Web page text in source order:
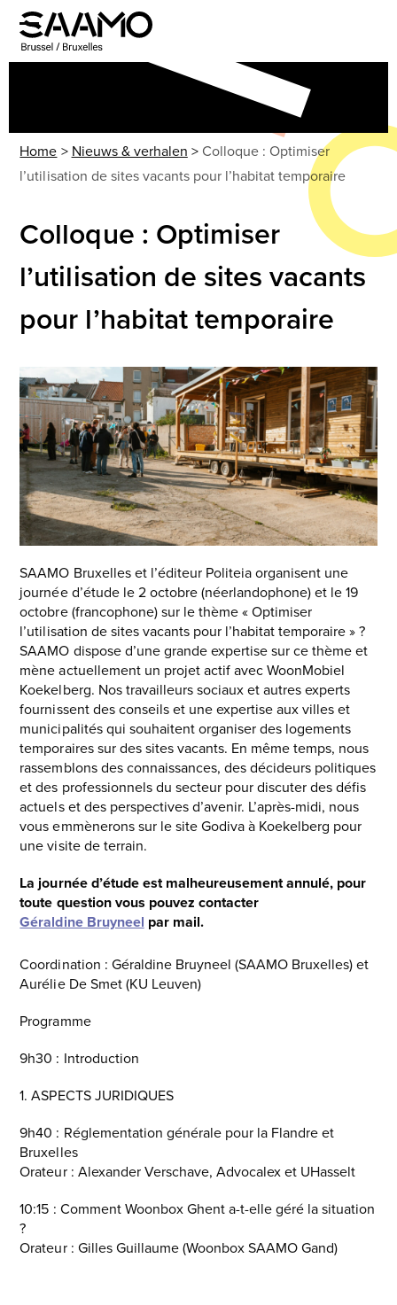
Skip
content
Open
mobile
Close
mobile
Home > Nieuws & verhalen >Colloque : Optimiser
l’utilisation de sites vacants pour l’habitat temporaire
Colloque : Optimiser
l’utilisation de sites vacants
pour l’habitat temporaire
Use
the
left
and
right
arrow
keys
to
access
the
carousel
navigation
buttons
SAAMO Bruxelles et l’éditeur Politeia organisent une
journée d’étude le 2 octobre (néerlandophone) et le 19
octobre (francophone) sur le thème « Optimiser
l’utilisation de sites vacants pour l’habitat temporaire » ?
SAAMO dispose d’une grande expertise sur ce thème et
mène actuellement un projet actif avec WoonMobiel
Koekelberg. Nos travailleurs sociaux et autres experts
fournissent des conseils et une expertise aux villes et
municipalités qui souhaitent organiser des logements
temporaires sur des sites vacants. En même temps, nous
rassemblons des connaissances, des décideurs politiques
et des professionnels du secteur pour discuter des défis
actuels et des perspectives d’avenir. L’après-midi, nous
vous emmènerons sur le site Godiva à Koekelberg pour
une visite de terrain.
La journée d’étude est malheureusement annulé, pour
toute question vous pouvez contacter
Géraldine Bruyneel par mail.
Coordination : Géraldine Bruyneel (SAAMO Bruxelles) et
Aurélie De Smet (KU Leuven)
Programme
9h30 : Introduction
1. ASPECTS JURIDIQUES
9h40 : Réglementation générale pour la Flandre et
Bruxelles
Orateur : Alexander Verschave, Advocalex et UHasselt
10:15 : Comment Woonbox Ghent a-t-elle géré la situation
?
Orateur : Gilles Guillaume (Woonbox SAAMO Gand)